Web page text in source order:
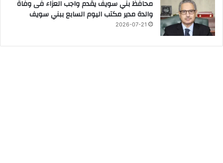
محافظ بني سويف يقدم واجب العزاء فى وفاة
والدة مدير مكتب اليوم السابع ببني سويف
2026-07-21